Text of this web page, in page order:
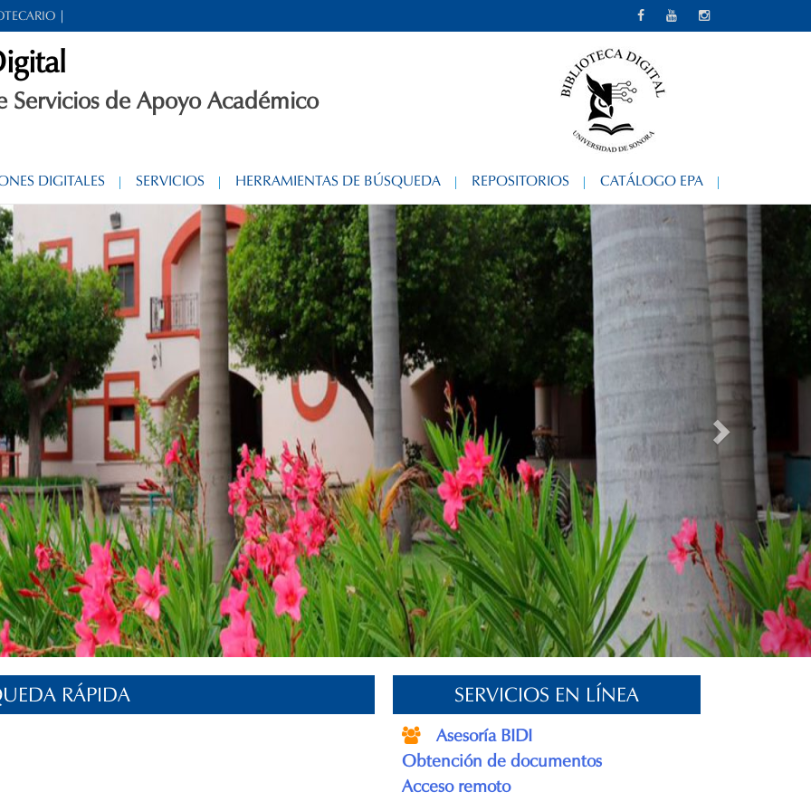
Servicios de Apoyo Académico
DIGITALES SERVICIOS HERRAMIENTAS DE BÚSQUEDA REPOSITORIOS CATÁLOGO EPA
RÁPIDA SERVICIOS EN LÍNEA
Asesoría BIDI
Obtención de documentos
Acceso remoto